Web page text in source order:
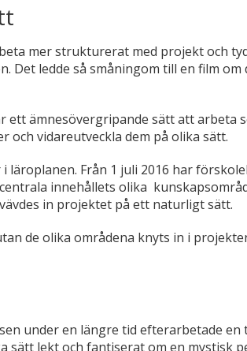
mer strukturerat med projekt och
Det ledde så småningom till en film
ämnesövergripande sätt att arbeta
och vidareutveckla dem på olika sätt.
Från 1 juli 2016 har
innehållets olika
in projektet på ett naturligt sätt.
de olika områdena knyts in i
under en längre tid efterarbetade
sätt lekt och fantiserat om en mystisk